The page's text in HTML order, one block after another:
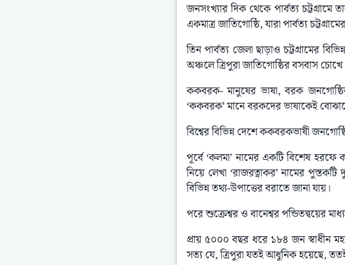
জনসংখ্যার দিক থেকে পার্বত্য চট্টগ্রামে
একমাত্র জাতিগোষ্ঠি, যারা পার্বত্য
তিন পার্বত্য জেলা ছাড়াও চট্টগ্রামের
অঞ্চলে ত্রিপুরা জাতিগোষ্ঠির বসবাস
ককবরক- মানুষের ভাষা, বরক জনগোষ্ঠির
‘ককবরক’ মানে বরকদের ভাষাকেই
বিশ্বের বিভিন্ন দেশে ককবরকভাষী
পূর্বে ‘কলমা’ নামের একটি বিশেষ
নিয়ে লেখা ‘রাজরত্নাকর’ নামের
বিভিন্ন তথ্য-উপাত্তের বরাতে জানা যায়।
পরে শুক্রেশ্বর ও বানেশ্বর পন্ডিতদ্বয়ের
প্রায় ৫০০০ বছর ধরে ১৮৪ জন স্বাধীন
সত্য যে, ত্রিপুরা যতই আধুনিক হয়েছে,